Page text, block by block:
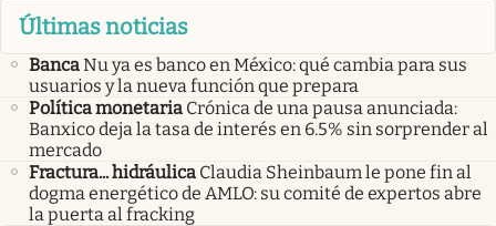
Últimas noticias
BancaNu ya es banco en México: qué cambia para sus
usuarios y la nueva función que prepara
Política monetaria Crónica de una pausa anunciada:
Banxico deja la tasa de interés en 6.5% sin sorprender al
mercado
Fractura... hidráulica Claudia Sheinbaum le pone fin al
dogma energético de AMLO: su comité de expertos abre
la puerta al fracking